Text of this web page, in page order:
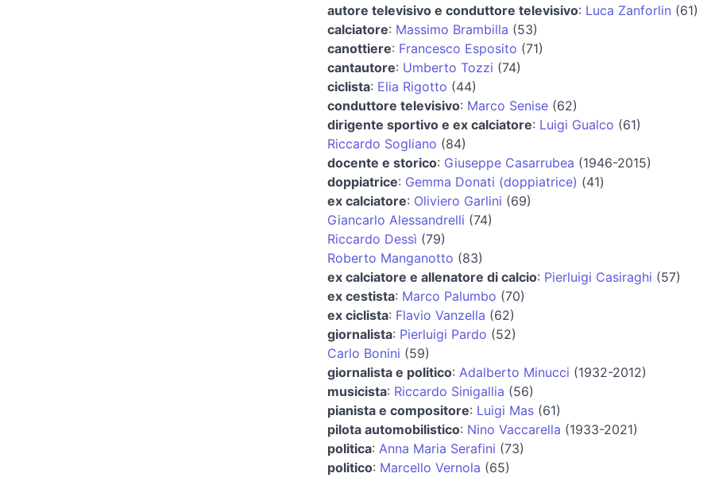
autore televisivo e conduttore televisivo: Luca Zanforlin (61)
calciatore: Massimo Brambilla (53)
canottiere: Francesco Esposito (71)
cantautore: Umberto Tozzi (74)
ciclista: Elia Rigotto (44)
conduttore televisivo: Marco Senise(62)
dirigente sportivo e ex calciatore: Luigi Gualco (61)
Riccardo Sogliano (84)
docente e storico: Giuseppe Casarrubea (1946-2015)
doppiatrice: Gemma Donati (doppiatrice) (41)
ex calciatore: Oliviero Garlini (69)
Giancarlo Alessandrelli (74)
Riccardo Dessì (79)
Roberto Manganotto (83)
ex calciatore e allenatore di calcio: Pierluigi Casiraghi (57)
ex cestista: Marco Palumbo (70)
ex ciclista: Flavio Vanzella (62)
giornalista: Pierluigi Pardo (52)
Carlo Bonini (59)
giornalista e politico: Adalberto Minucci (1932-2012)
musicista: Riccardo Sinigallia (56)
pianista e compositore: Luigi Mas(61)
pilota automobilistico: Nino Vaccarella (1933-2021)
politica: Anna Maria Serafini (73)
politico: Marcello Vernola (65)